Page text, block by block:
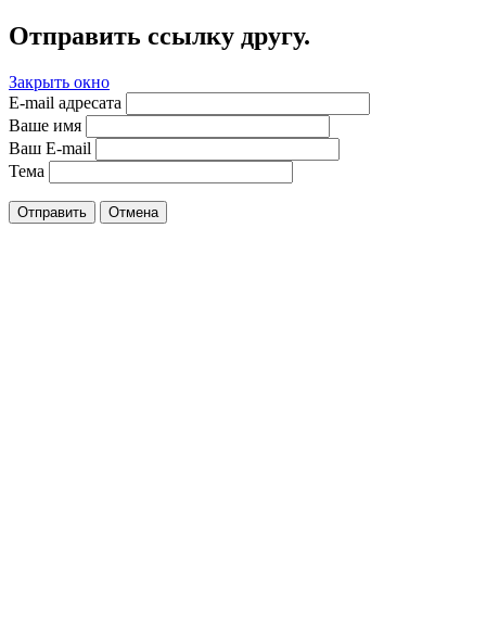
Отправить ссылку другу.
Закрыть окно
E-mail адресата
Ваше имя
Ваш E-mail
Тема
Отправить Отмена